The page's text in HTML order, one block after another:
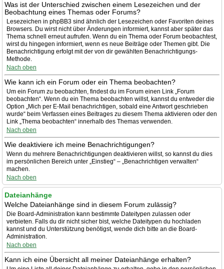
Was ist der Unterschied zwischen einem Lesezeichen und der
Beobachtung eines Themas oder Forums?
Lesezeichen in phpBB3 sind ähnlich der Lesezeichen oder Favoriten deines
Browsers. Du wirst nicht über Änderungen informiert, kannst aber später das
Thema schnell erneut aufrufen. Wenn du ein Thema oder Forum beobachtest,
wirst du hingegen informiert, wenn es neue Beiträge oder Themen gibt. Die
Benachrichtigung erfolgt mit der von dir gewählten Benachrichtigungs-
Methode.
Nach oben
Wie kann ich ein Forum oder ein Thema beobachten?
Um ein Forum zu beobachten, findest du im Forum einen Link „Forum
beobachten“. Wenn du ein Thema beobachten willst, kannst du entweder die
Option „Mich per E-Mail benachrichtigen, sobald eine Antwort geschrieben
wurde“ beim Verfassen eines Beitrages zu diesem Thema aktivieren oder den
Link „Thema beobachten“ innerhalb des Themas verwenden.
Nach oben
Wie deaktiviere ich meine Benachrichtigungen?
Wenn du mehrere Benachrichtigungen deaktivieren willst, so kannst du dies
im persönlichen Bereich unter „Einstieg“ – „Benachrichtigen verwalten“
machen.
Nach oben
Dateianhänge
Welche Dateianhänge sind in diesem Forum zulässig?
Die Board-Administration kann bestimmte Dateitypen zulassen oder
verbieten. Falls du dir nicht sicher bist, welche Dateitypen du hochladen
kannst und du Unterstützung benötigst, wende dich bitte an die Board-
Administration.
Nach oben
Kann ich eine Übersicht all meiner Dateianhänge erhalten?